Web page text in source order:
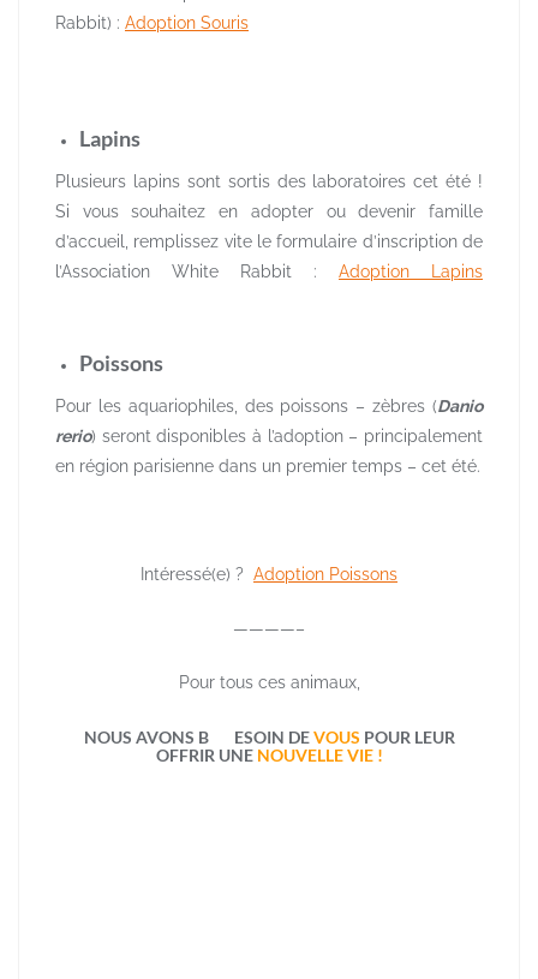
Rabbit) : Adoption Souris
Lapins
Plusieurs lapins sont sortis des laboratoires cet été !
Si vous souhaitez en adopter ou devenir famille
d’accueil, remplissez vite le formulaire d’inscription de
l’Association White Rabbit : Adoption Lapins
Poissons
Pour les aquariophiles, des poissons – zèbres (Danio
rerio) seront disponibles à l’adoption – principalement
en région parisienne dans un premier temps – cet été.
Intéressé(e) ? Adoption Poissons
————–
Pour tous ces animaux,
NOUS AVONS B ESOIN DEVOUS POUR LEUR
OFFRIR UNE NOUVELLE VIE !